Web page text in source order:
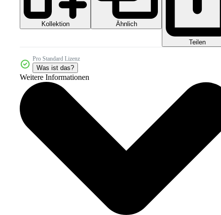
Kollektion Ähnlich
Teilen
Pro Standard Lizenz
Was ist das?
Weitere Informationen